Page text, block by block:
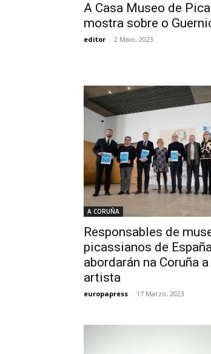
A Casa Museo de
mostra sobre o
editor - 2 Maio, 2023
A CORUÑA
Responsables de
picassianos de
abordarán na Coruña
artista
europapress - 17 Marzo, 2023